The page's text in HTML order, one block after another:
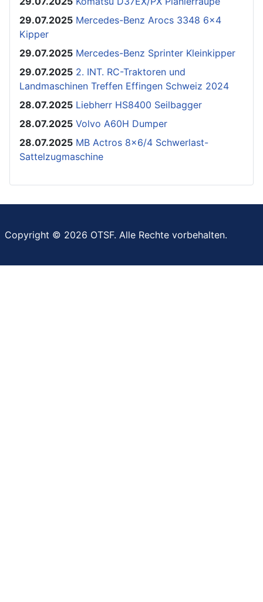
29.07.2025 Mercedes-Benz Arocs 3348 6x4
Kipper
29.07.2025 Mercedes-Benz Sprinter Kleinkipper
29.07.2025 2. INT. RC-Traktoren und
Landmaschinen Treffen Effingen Schweiz 2024
28.07.2025 Liebherr HS8400 Seilbagger
28.07.2025 Volvo A60H Dumper
28.07.2025 MB Actros 8x6/4 Schwerlast-
Sattelzugmaschine
Copyright © 2026 OTSF. Alle Rechte vorbehalten.